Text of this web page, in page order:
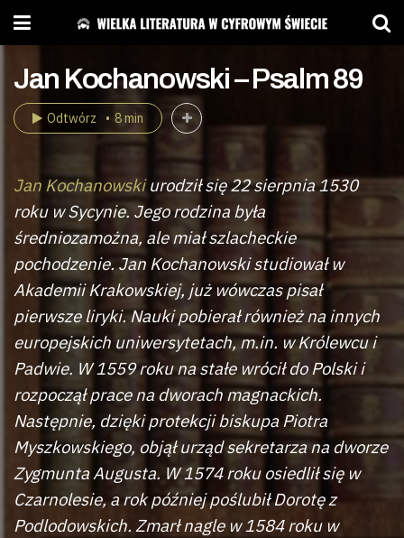
Jan Kochanowski – Psalm 89
Odtwórz 8 min
Jan Kochanowskiurodził się 22 sierpnia 1530
roku w Sycynie. Jego rodzina była
średniozamożna, ale miał szlacheckie
pochodzenie. Jan Kochanowski studiował w
Akademii Krakowskiej, już wówczas pisał
pierwsze liryki. Nauki pobierał również na innych
europejskich uniwersytetach, m.in. w Królewcu i
Padwie. W 1559 roku na stałe wrócił do Polski i
rozpoczął prace na dworach magnackich.
Następnie, dzięki protekcji biskupa Piotra
Myszkowskiego, objął urząd sekretarza na dworze
Zygmunta Augusta. W 1574 roku osiedlił się w
Czarnolesie, a rok później poślubił Dorotę z
Podlodowskich. Zmarł nagle w 1584 roku w